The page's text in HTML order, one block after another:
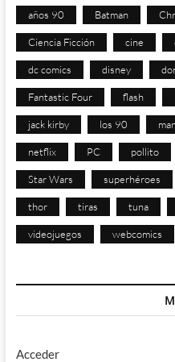
años 90 Batman
Ciencia Ficción cine
dc comics disney
Fantastic Four flash
jack kirby los 90
netflix PC pollito
Star Wars superhéroes
thor tiras tuna
videojuegos webcomics
Acceder